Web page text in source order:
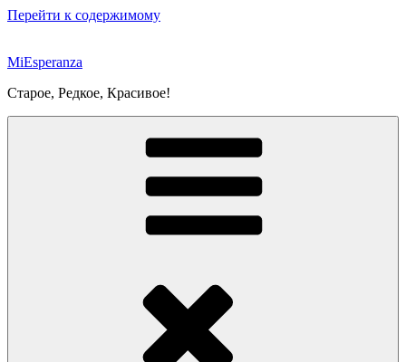
Перейти к содержимому
MiEsperanza
Старое, Редкое, Красивое!